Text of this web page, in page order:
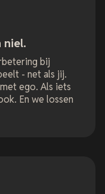
niel.
bij
- net als jij.
ego. Als iets
En we lossen